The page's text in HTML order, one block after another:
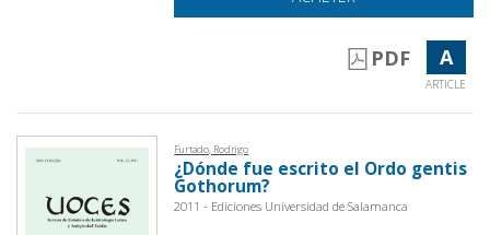
PDF A
ARTICLE
Furtado, Rodrigo
¿Dónde fue escrito el Ordo gentis
Gothorum?
2011 - Ediciones Universidad de Salamanca